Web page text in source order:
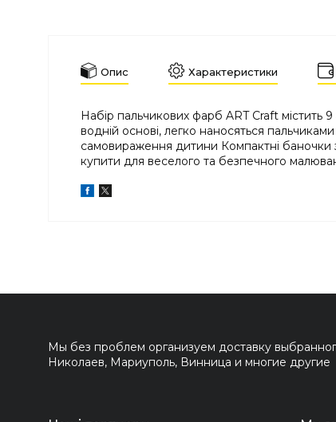
Опис Характеристики
Набір пальчикових фарб ART Craft містить
водній основі, легко наносяться
самовираження дитини Компактні баночки
купити для веселого та безпечного
Мы без проблем организуем доставку
Николаев, Мариуполь, Винница и многие другие